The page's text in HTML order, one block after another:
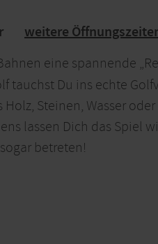
weitere
eine spannende
tauchst Du ins echte
Steinen, Wasser
lassen Dich das Spiel
betreten!